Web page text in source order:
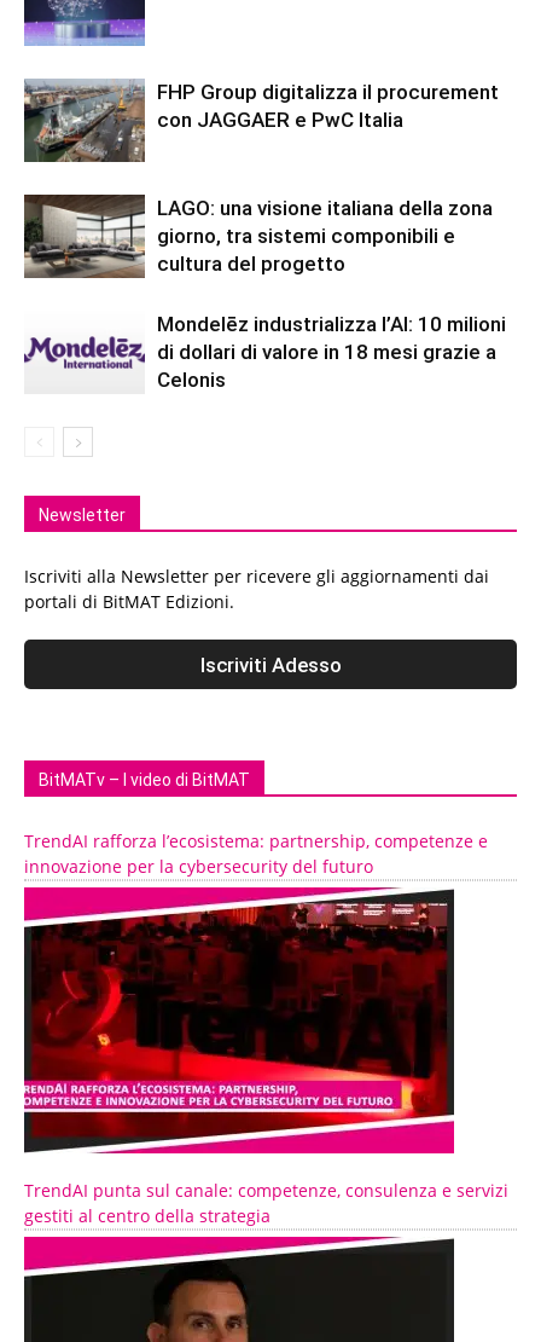
FHP Group digitalizza il procurement
con JAGGAER e PwC Italia
LAGO: una visione italiana della zona
giorno, tra sistemi componibili e
cultura del progetto
Mondelēz industrializza l’AI: 10 milioni
di dollari di valore in 18 mesi grazie a
Celonis
Newsletter
Iscriviti alla Newsletter per ricevere gli aggiornamenti dai
portali di BitMAT Edizioni.
BitMATv – I video di BitMAT
TrendAI rafforza l’ecosistema: partnership, competenze e
innovazione per la cybersecurity del futuro
TrendAI punta sul canale: competenze, consulenza e servizi
gestiti al centro della strategia